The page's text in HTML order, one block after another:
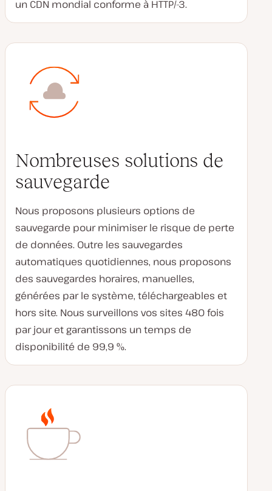
un CDN mondial conforme à HTTP/-3.
Nombreuses solutions de
sauvegarde
Nous proposons plusieurs options de
sauvegarde pour minimiser le risque de perte
de données. Outre les sauvegardes
automatiques quotidiennes, nous proposons
des sauvegardes horaires, manuelles,
générées par le système, téléchargeables et
hors site. Nous surveillons vos sites 480 fois
par jour et garantissons un temps de
disponibilité de 99,9 %.